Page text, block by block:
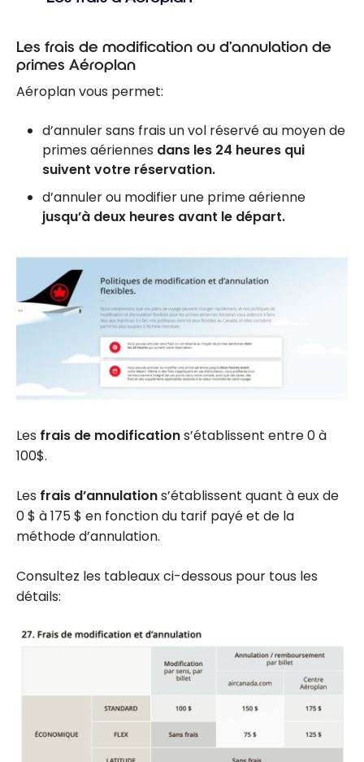
Points + Argent
Les frais de modification ou d’annulation de
primes Aéroplan
Aéroplan vous permet:
d’annuler sans frais un vol réservé au moyen de
primes aériennes dans les 24 heures qui
suivent votre réservation.
d’annuler ou modifier une prime aérienne
jusqu’à deux heures avant le départ.
Les frais de modifications’établissent entre 0 à
100$.
Les frais d’annulations’établissent quant à eux de
0 $ à 175 $ en fonction du tarif payé et de la
méthode d’annulation.
Consultez les tableaux ci-dessous pour tous les
détails: